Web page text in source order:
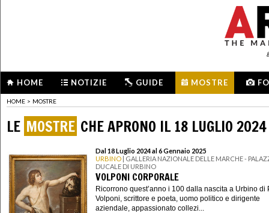
HOME NOTIZIE GUIDE MOSTRE
HOME > MOSTRE
LE MOSTRE CHE APRONO IL 18 LUGLIO 2024
Dal 18 Luglio 2024 al 6 Gennaio 2025
URBINO | GALLERIA NAZIONALE DELLE MARCHE -
DUCALE DI URBINO
VOLPONI CORPORALE
Ricorrono quest’anno i 100 dalla nascita a Urbino di
Volponi, scrittore e poeta, uomo politico e dirigente
aziendale, appassionato collezi...